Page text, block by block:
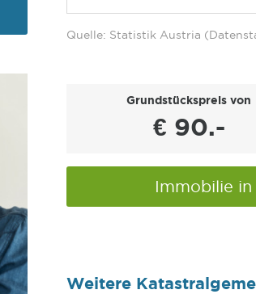
Quelle: Statistik Austria
Grundstückspreis von
€ 90.-
Immobilie
Weitere